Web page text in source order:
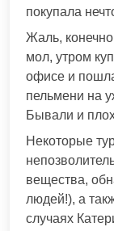
покупала
Жаль,
мол, утром
офисе и
пельмени на
Бывали и
Некоторые
вещества,
людей!), а
случаях